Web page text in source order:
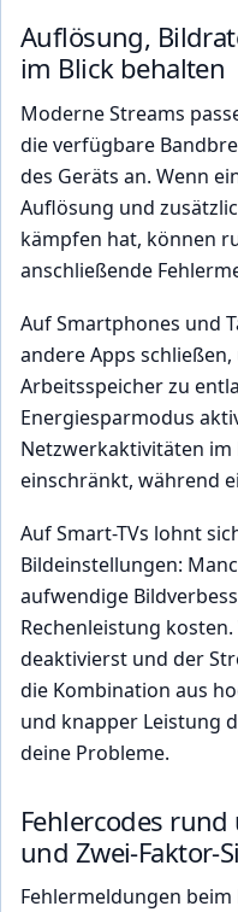
Auflösung,
im Blick behalten
Moderne Streams
die verfügbare
des Geräts an. Wenn
Auflösung und
kämpfen hat, können
anschließende
Auf Smartphones und
andere Apps
Arbeitsspeicher zu
Energiesparmodus
Netzwerkaktivitäten
einschränkt, während
Auf Smart-TVs lohnt
Bildeinstellungen:
aufwendige
Rechenleistung
deaktivierst und der
die Kombination aus
und knapper Leistung
deine Probleme.
Fehlercodes
und Zwei-Faktor-
Fehlermeldungen beim